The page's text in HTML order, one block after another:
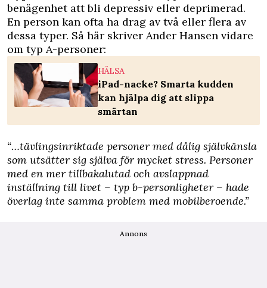
benägenhet att bli depressiv eller deprimerad.
En person kan ofta ha drag av två eller flera av
dessa typer. Så här skriver Ander Hansen vidare
om typ A-personer:
HÄLSA
iPad-nacke? Smarta kudden
kan hjälpa dig att slippa
smärtan
“…tävlingsinriktade personer med dålig självkänsla
som utsätter sig själva för mycket stress. Personer
med en mer tillbakalutad och avslappnad
inställning till livet – typ b-personligheter – hade
överlag inte samma problem med mobilberoende.”
Annons